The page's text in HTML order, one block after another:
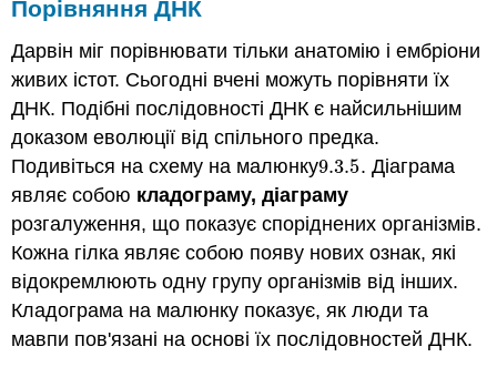
Порівняння ДНК
Дарвін міг порівнювати тільки анатомію і ембріони
живих істот. Сьогодні вчені можуть порівняти їх
ДНК. Подібні послідовності ДНК є найсильнішим
доказом еволюції від спільного предка.
Подивіться на схему на малюнку9.3.5
9.3.5. Діаграма
являє собою кладограму, діаграму
розгалуження, що показує споріднених організмів.
Кожна гілка являє собою появу нових ознак, які
відокремлюють одну групу організмів від інших.
Кладограма на малюнку показує, як люди та
мавпи пов'язані на основі їх послідовностей ДНК.